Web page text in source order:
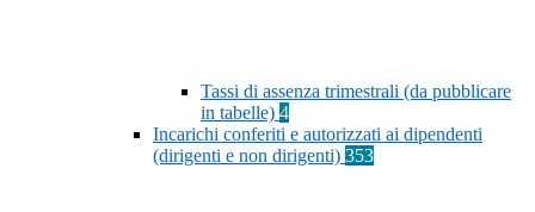
Tassi di assenza trimestrali (da pubblicare
in tabelle) 4
Incarichi conferiti e autorizzati ai dipendenti
(dirigenti e non dirigenti) 353